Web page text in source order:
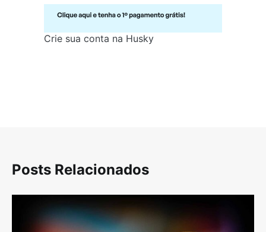
Crie sua conta na Husky
Posts Relacionados